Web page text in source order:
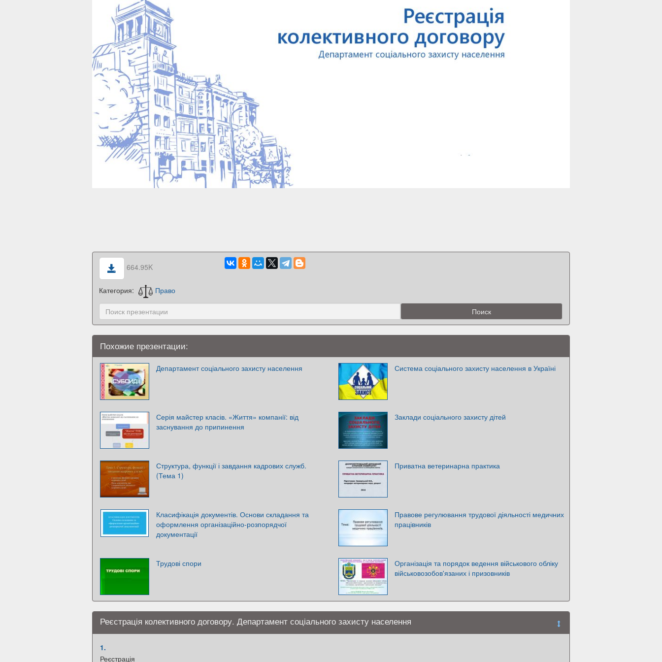
664.95K
Категория: Право
Похожие презентации:
Департамент соціального захисту населення Система соціального захисту населення в Україні
Серія майстер класів. «Життя» компанії: від
заснування до припинення
Заклади соціального захисту дітей
Структура, функції і завдання кадрових служб.
(Тема 1)
Приватна ветеринарна практика
Класифікація документів. Основи складання та
оформлення організаційно-розпорядчої
документації
Правове регулювання трудової діяльності медичних
працівників
Трудові спори
Організація та порядок ведення військового обліку
військовозобов'язаних і призовників
Реєстрація колективного договору. Департамент соціального захисту населення
1.
Реєстрація